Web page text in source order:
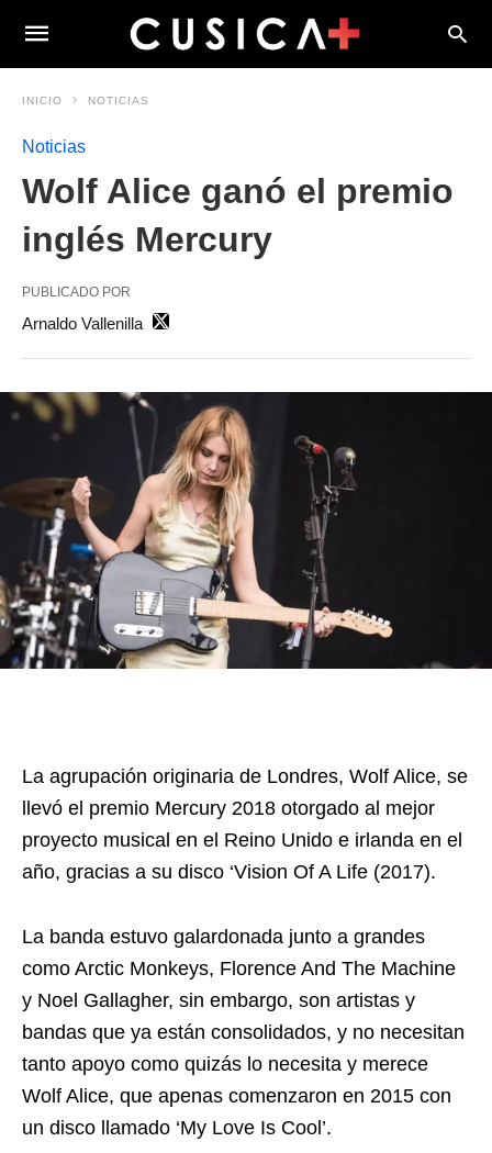
INICIO NOTICIAS
Noticias
Wolf Alice ganó el premio
inglés Mercury
PUBLICADO POR
Arnaldo Vallenilla
La agrupación originaria de Londres, Wolf Alice, se
llevó el premio Mercury 2018 otorgado al mejor
proyecto musical en el Reino Unido e irlanda en el
año, gracias a su disco ‘Vision Of A Life (2017).
La banda estuvo galardonada junto a grandes
como Arctic Monkeys, Florence And The Machine
y Noel Gallagher, sin embargo, son artistas y
bandas que ya están consolidados, y no necesitan
tanto apoyo como quizás lo necesita y merece
Wolf Alice, que apenas comenzaron en 2015 con
un disco llamado ‘My Love Is Cool’.